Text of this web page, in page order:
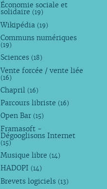
Économie sociale et
solidaire (19)
Wikipédia (19)
Communs numériques
(19)
Sciences (18)
Vente forcée / vente liée
(16)
Chapril (16)
Parcours libriste (16)
Open Bar (15)
Framasoft -
Dégooglisons Internet
(15)
Musique libre (14)
HADOPI (14)
Brevets logiciels (13)